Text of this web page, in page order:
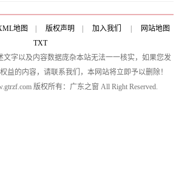
地图 版权声明 加入我们
网站地图
TXT
字以及内容数据庞杂本站无法一一核实，如果您发
益的内容，请联系我们，本网站将立即予以删除！
版权所有：广东之窗 All Right Reserved.